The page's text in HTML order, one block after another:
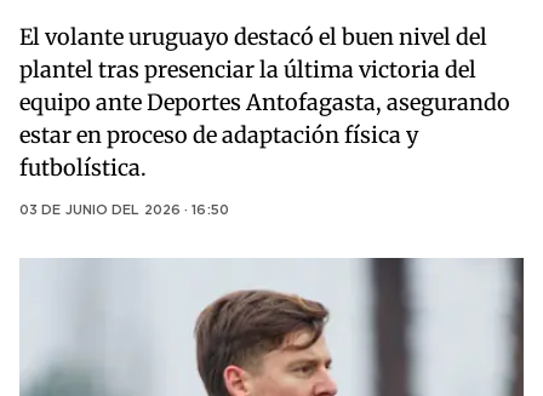
El volante uruguayo destacó el buen nivel del
plantel tras presenciar la última victoria del
equipo ante Deportes Antofagasta, asegurando
estar en proceso de adaptación física y
futbolística.
03 DE JUNIO DEL 2026 · 16:50